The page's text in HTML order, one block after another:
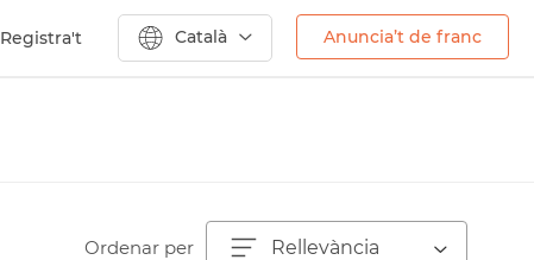
Registra't Català Anuncia’t de franc
Ordenar per Rellevància